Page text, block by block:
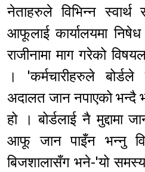
नेताहरुले विभिन्न स्वार्थ
आफूलाई कार्यालयमा
राजीनामा माग गरेको
। 'कर्मचारीहरुले
अदालत जान नपाएको भन्दै
हो । बोर्डलाई नै मुद्दामा
आफू जान पाइँन भन्नु
बिजशालासँग भने-'यो